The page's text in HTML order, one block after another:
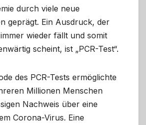
durch viele neue
geprägt. Ein Ausdruck, der
wieder fällt und somit
scheint, ist „PCR-Test“.
des PCR-Tests ermöglichte
Millionen Menschen
Nachweis über eine
Corona-Virus. Eine